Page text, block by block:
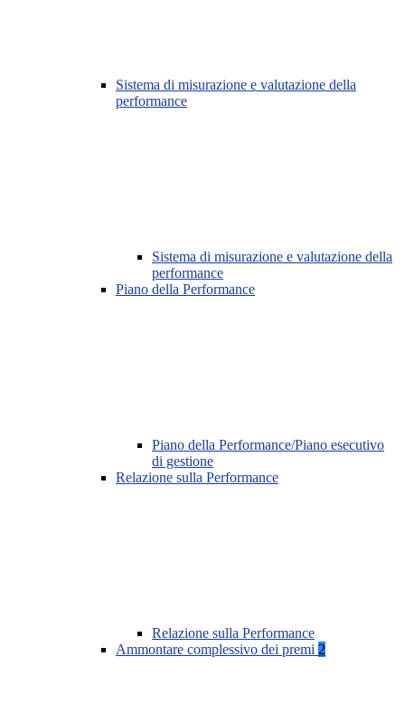
Sistema di misurazione e valutazione della
performance
Sistema di misurazione e valutazione della
performance
Piano della Performance
Piano della Performance/Piano esecutivo
di gestione
Relazione sulla Performance
Relazione sulla Performance
Ammontare complessivo dei premi 2